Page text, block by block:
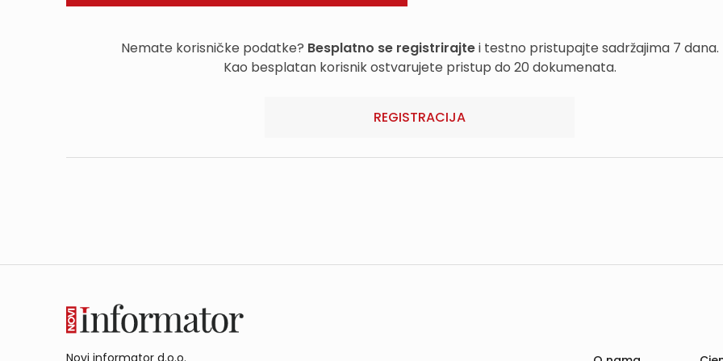
Nemate korisničke podatke? Besplatno se registrirajtei testno pristupajte sadržajima 7 dana.
Kao besplatan korisnik ostvarujete pristup do 20 dokumenata.
REGISTRACIJA
Novi informator d.o.o.